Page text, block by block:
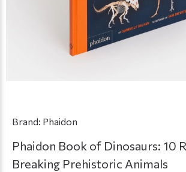
Brand: Phaidon
Phaidon Book of Dinosaurs: 10
Breaking Prehistoric Animals